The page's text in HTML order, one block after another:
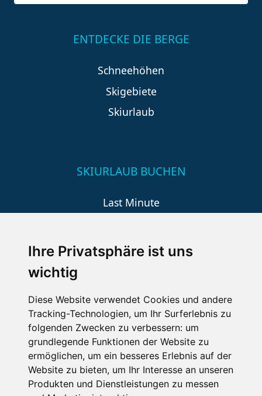
Ihre Privatsphäre ist uns
wichtig
Diese Website verwendet Cookies und andere
Tracking-Technologien, um Ihr Surferlebnis zu
folgenden Zwecken zu verbessern: um
grundlegende Funktionen der Website zu
ermöglichen, um ein besseres Erlebnis auf der
Website zu bieten, um Ihr Interesse an unseren
Produkten und Dienstleistungen zu messen
ENTDECKE DIE BERGE
Schneehöhen
Skigebiete
Skiurlaub
SKIURLAUB BUCHEN
Last Minute
Wellness
SCHNEEHÖHEN SKI APP
Die Schneehoehen Ski APP für iOS und Android - Ein
Muss für alle Wintersportler und Schneefreaks!